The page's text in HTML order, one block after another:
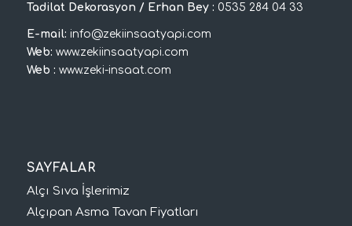
Tadilat Dekorasyon / Erhan Bey : 0535 284 04 33
E-mail: info@zekiinsaatyapi.com
Web: www.zekiinsaatyapi.com
Web : www.zeki-insaat.com
SAYFALAR
Alçı Sıva İşlerimiz
Alçıpan Asma Tavan Fiyatları